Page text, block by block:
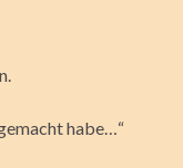
habe…“